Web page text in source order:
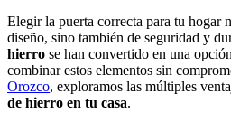
Elegir la puerta correcta para tu hogar
diseño, sino también de seguridad y
hierro se han convertido en una
combinar estos elementos sin
Orozco, exploramos las múltiples
de hierro en tu casa.